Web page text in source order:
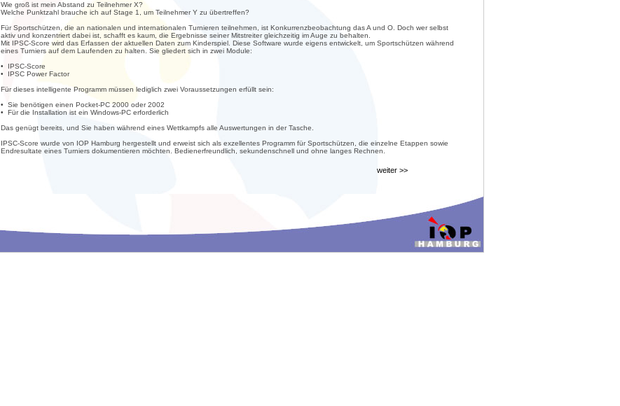
Wie groß ist mein Abstand zu Teilnehmer X?
Welche Punktzahl brauche ich auf Stage 1, um Teilnehmer Y zu übertreffen?
Für Sportschützen, die an nationalen und internationalen Turnieren teilnehmen, ist Konkurrenzbeobachtung das A und O. Doch wer selbst
aktiv und konzentriert dabei ist, schafft es kaum, die Ergebnisse seiner Mitstreiter gleichzeitig im Auge zu behalten.
Mit IPSC-Score wird das Erfassen der aktuellen Daten zum Kinderspiel. Diese Software wurde eigens entwickelt, um Sportschützen während
eines Turniers auf dem Laufenden zu halten. Sie gliedert sich in zwei Module:
• IPSC-Score
• IPSC Power Factor
Für dieses intelligente Programm müssen lediglich zwei Voraussetzungen erfüllt sein:
• Sie benötigen einen Pocket-PC 2000 oder 2002
• Für die Installation ist ein Windows-PC erforderlich
Das genügt bereits, und Sie haben während eines Wettkampfs alle Auswertungen in der Tasche.
IPSC-Score wurde von IOP Hamburg hergestellt und erweist sich als exzellentes Programm für Sportschützen, die einzelne Etappen sowie
Endresultate eines Turniers dokumentieren möchten. Bedienerfreundlich, sekundenschnell und ohne langes Rechnen.
weiter >>